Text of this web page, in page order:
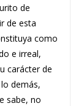
de
de esta
como
e irreal,
carácter de
demás,
sabe, no